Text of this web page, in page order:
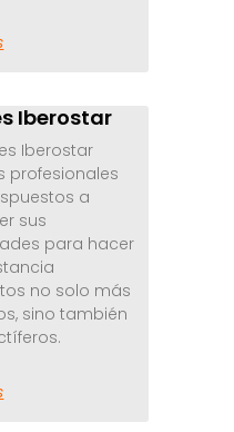
Iberostar
Iberostar
profesionales
a
sus
para hacer
no solo más
sino también